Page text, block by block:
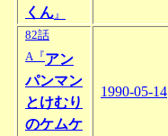
くん 』
82話
A『アン
パンマン
とけむり
のケムケ
1990-05-14